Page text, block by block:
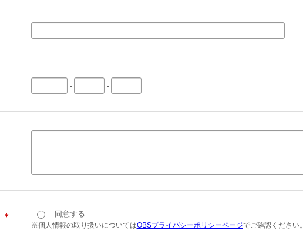
- -
＊ 同意する
※個人情報の取り扱いについてはOBSプライバシーポリシーページでご確認ください。